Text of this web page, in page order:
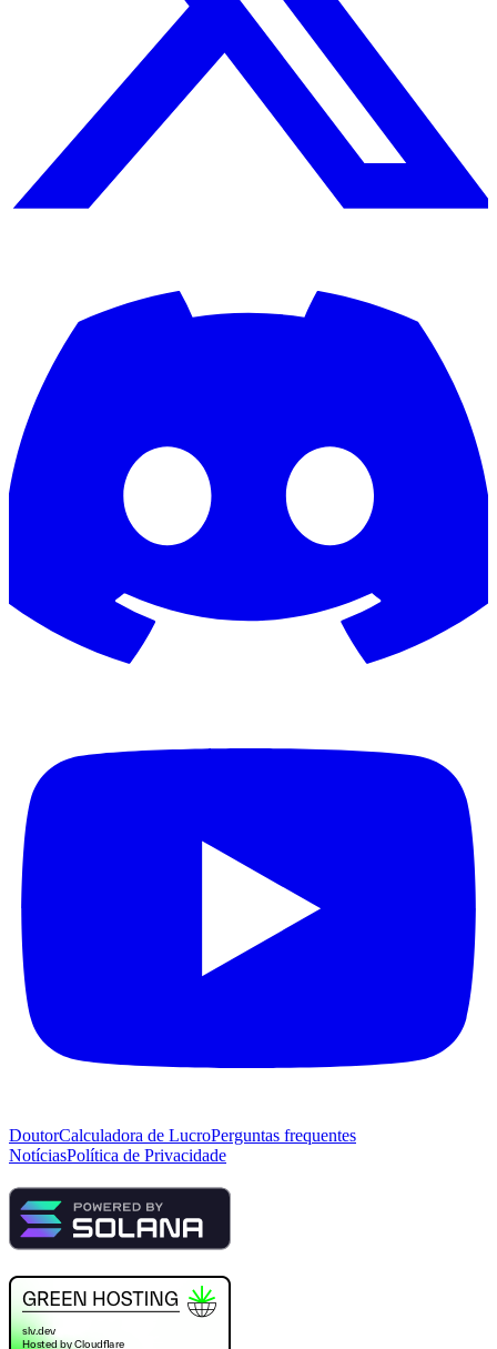
DoutorCalculadora de LucroPerguntas frequentes
NotíciasPolítica de Privacidade